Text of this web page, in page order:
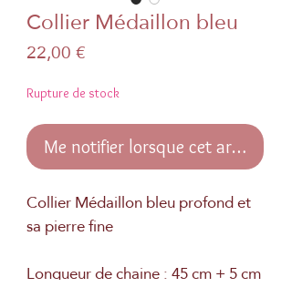
Collier Médaillon bleu
22,00 €
Rupture de stock
Me notifier lorsque cet article est
Collier Médaillon bleu profond et
sa pierre fine
Longueur de chaine : 45 cm + 5 cm